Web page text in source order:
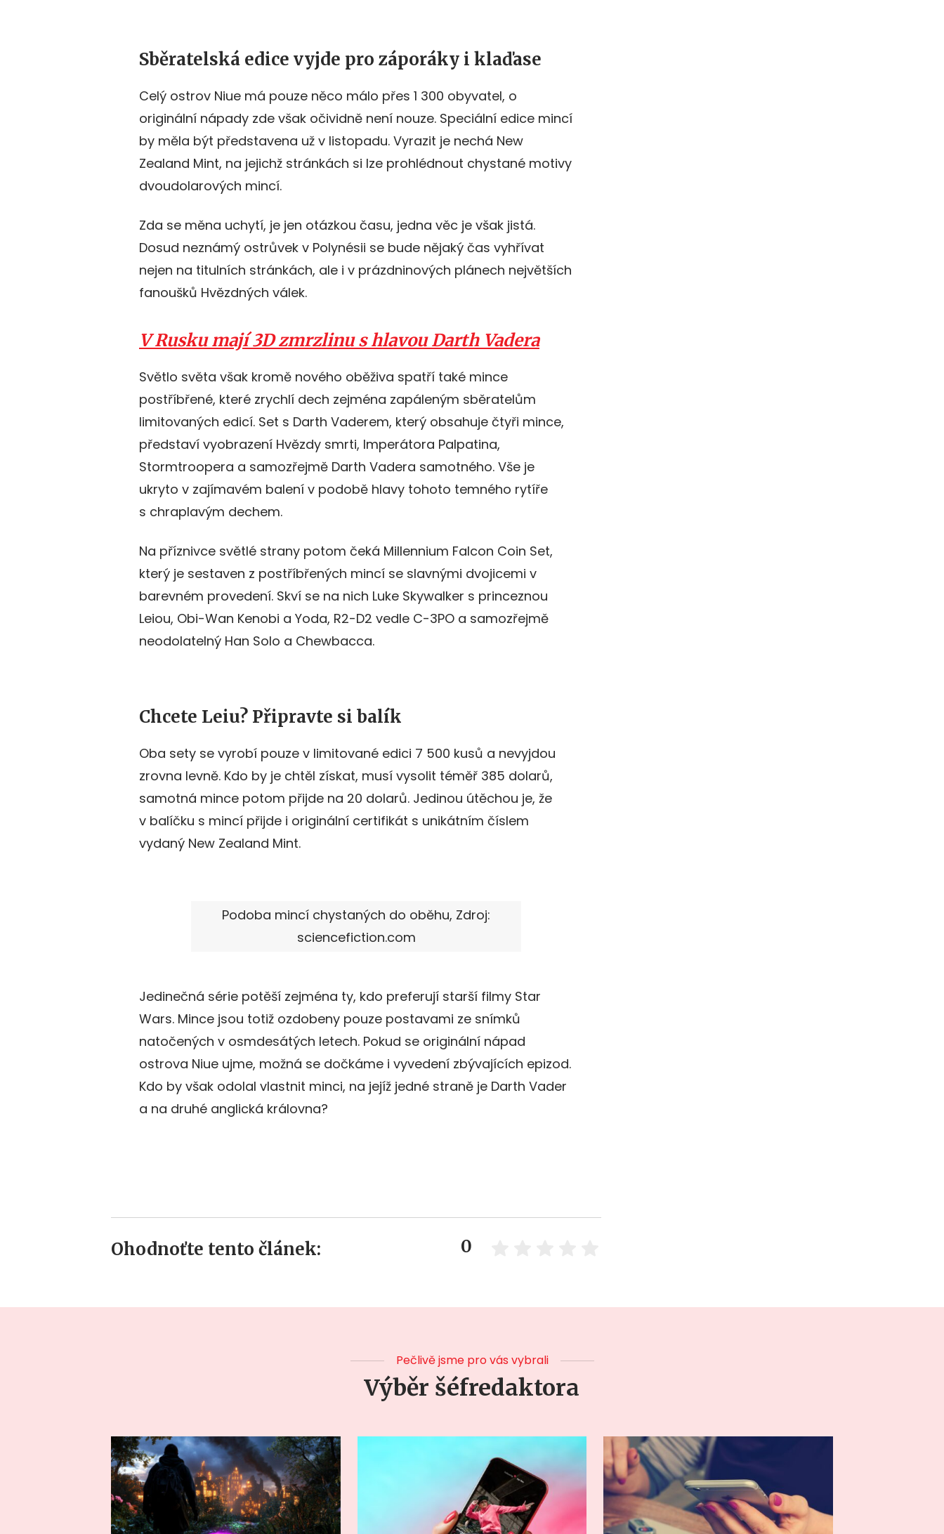
Sběratelská edice vyjde pro záporáky i klaďase
Celý ostrov Niue má pouze něco málo přes 1 300 obyvatel, o
originální nápady zde však očividně není nouze. Speciální edice mincí
by měla být představena už v listopadu. Vyrazit je nechá New
Zealand Mint, na jejichž stránkách si lze prohlédnout chystané motivy
dvoudolarových mincí.
Zda se měna uchytí, je jen otázkou času, jedna věc je však jistá.
Dosud neznámý ostrůvek v Polynésii se bude nějaký čas vyhřívat
nejen na titulních stránkách, ale i v prázdninových plánech největších
fanoušků Hvězdných válek.
V Rusku mají 3D zmrzlinu s hlavou Darth Vadera
Světlo světa však kromě nového oběživa spatří také mince
postříbřené, které zrychlí dech zejména zapáleným sběratelům
limitovaných edicí. Set s Darth Vaderem, který obsahuje čtyři mince,
představí vyobrazení Hvězdy smrti, Imperátora Palpatina,
Stormtroopera a samozřejmě Darth Vadera samotného. Vše je
ukryto v zajímavém balení v podobě hlavy tohoto temného rytíře
s chraplavým dechem.
Na příznivce světlé strany potom čeká Millennium Falcon Coin Set,
který je sestaven z postříbřených mincí se slavnými dvojicemi v
barevném provedení. Skví se na nich Luke Skywalker s princeznou
Leiou, Obi-Wan Kenobi a Yoda, R2-D2 vedle C-3PO a samozřejmě
neodolatelný Han Solo a Chewbacca.
Chcete Leiu? Připravte si balík
Oba sety se vyrobí pouze v limitované edici 7 500 kusů a nevyjdou
zrovna levně. Kdo by je chtěl získat, musí vysolit téměř 385 dolarů,
samotná mince potom přijde na 20 dolarů. Jedinou útěchou je, že
v balíčku s mincí přijde i originální certifikát s unikátním číslem
vydaný New Zealand Mint.
Podoba mincí chystaných do oběhu, Zdroj:
sciencefiction.com
Jedinečná série potěší zejména ty, kdo preferují starší filmy Star
Wars. Mince jsou totiž ozdobeny pouze postavami ze snímků
natočených v osmdesátých letech. Pokud se originální nápad
ostrova Niue ujme, možná se dočkáme i vyvedení zbývajících epizod.
Kdo by však odolal vlastnit minci, na jejíž jedné straně je Darth Vader
a na druhé anglická královna?
Ohodnoťte tento článek: 0
Pečlivě jsme pro vás vybrali
Výběr šéfredaktora